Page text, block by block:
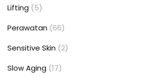
Lifting (5)
Perawatan (66)
Sensitive Skin (2)
Slow Aging (17)